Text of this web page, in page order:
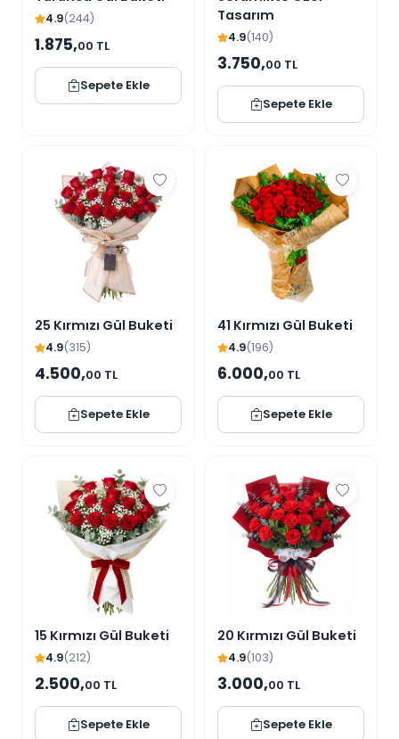
4.9(244)
1.875,00 TL
Sepete Ekle
Tasarım
4.9(140)
3.750,00 TL
Sepete Ekle
25 Kırmızı Gül Buketi
4.9(315)
4.500,00 TL
Sepete Ekle
41 Kırmızı Gül Buketi
4.9(196)
6.000,00 TL
Sepete Ekle
15 Kırmızı Gül Buketi
4.9(212)
2.500,00 TL
Sepete Ekle
20 Kırmızı Gül Buketi
4.9(103)
3.000,00 TL
Sepete Ekle